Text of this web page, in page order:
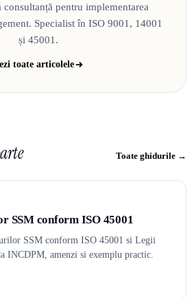
consultanță pentru implementarea
Specialist în ISO 9001, 14001
și 45001.
toate articolele
Toate ghidurile →
SSM conform ISO 45001
SSM conform ISO 45001 si Legii
INCDPM, amenzi si exemplu practic.